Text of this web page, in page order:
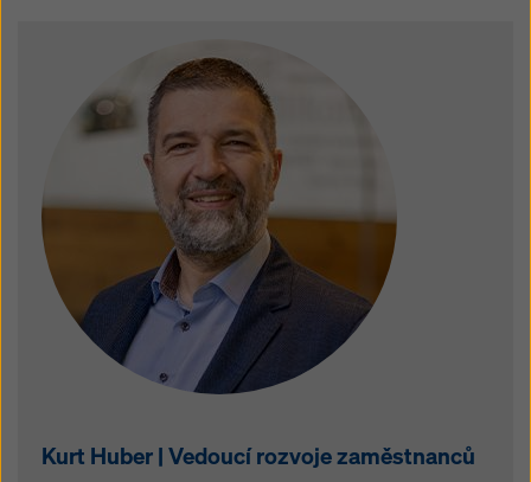
Kurt Huber | Vedoucí rozvoje zaměstnanců